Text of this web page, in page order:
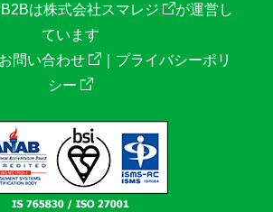
は株式会社スマレジ
が運営し
ています
お問い合わせ ｜ プライバシーポリ
シー